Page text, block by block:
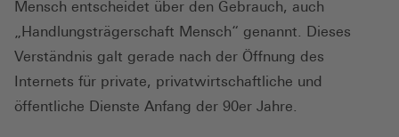
Mensch entscheidet über den Gebrauch, auch
„Handlungsträgerschaft Mensch“ genannt. Dieses
Verständnis galt gerade nach der Öffnung des
Internets für private, privatwirtschaftliche und
öffentliche Dienste Anfang der 90er Jahre.